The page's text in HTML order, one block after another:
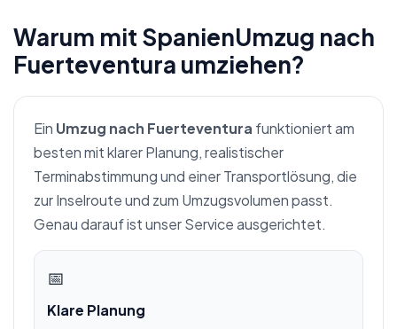
Warum mit SpanienUmzug nach
Fuerteventura umziehen?
Ein Umzug nach Fuerteventura funktioniert am
besten mit klarer Planung, realistischer
Terminabstimmung und einer Transportlösung, die
zur Inselroute und zum Umzugsvolumen passt.
Genau darauf ist unser Service ausgerichtet.
📅
Klare Planung